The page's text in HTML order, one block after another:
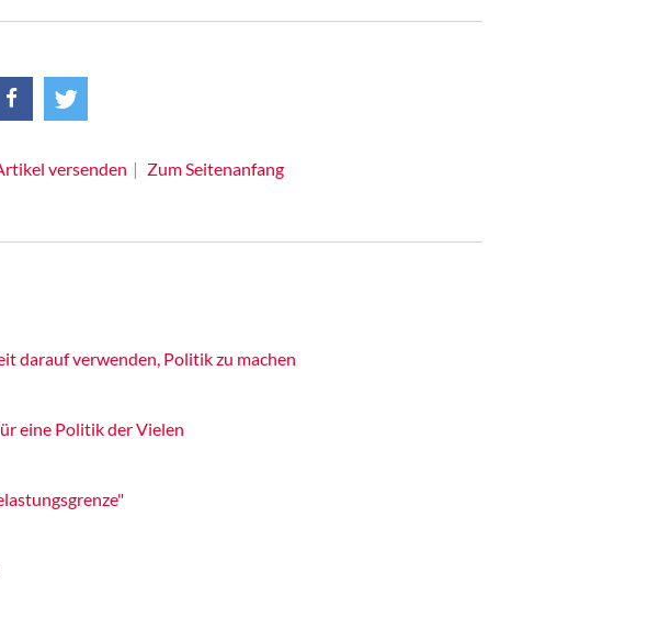
versenden Zum Seitenanfang
darauf verwenden, Politik zu machen
eine Politik der Vielen